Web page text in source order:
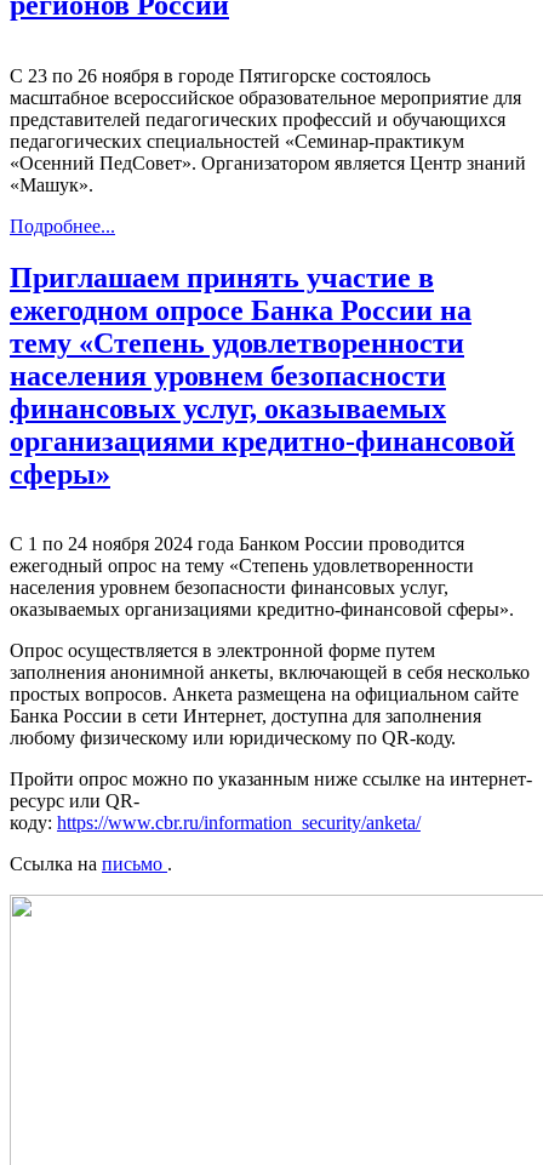
С 23 по 26 ноября в городе Пятигорске состоялось
масштабное всероссийское образовательное мероприятие для
представителей педагогических профессий и обучающихся
педагогических специальностей «Семинар-практикум
«Осенний ПедСовет». Организатором является Центр знаний
«Машук».
Подробнее...
Приглашаем принять участие в
ежегодном опросе Банка России на
тему «Степень удовлетворенности
населения уровнем безопасности
финансовых услуг, оказываемых
организациями кредитно-финансовой
сферы»
С 1 по 24 ноября 2024 года Банком России проводится
ежегодный опрос на тему «Степень удовлетворенности
населения уровнем безопасности финансовых услуг,
оказываемых организациями кредитно-финансовой сферы».
Опрос осуществляется в электронной форме путем
заполнения анонимной анкеты, включающей в себя несколько
простых вопросов. Анкета размещена на официальном сайте
Банка России в сети Интернет, доступна для заполнения
любому физическому или юридическому по QR-коду.
Пройти опрос можно по указанным ниже ссылке на интернет-
ресурс или QR-
коду: https://www.cbr.ru/information_security/anketa/
Ссылка на письмо .